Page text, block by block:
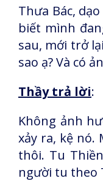
Thưa Bác,
biết mình
sau, mới trở
sao ạ? Và có
Thầy trả lời:
Không ảnh
xảy ra, kệ nó.
thôi. Tu
người tu theo